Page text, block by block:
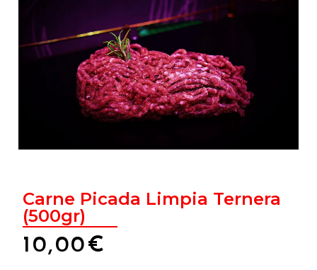
Carne Picada Limpia Ternera
(500gr)
10,00€